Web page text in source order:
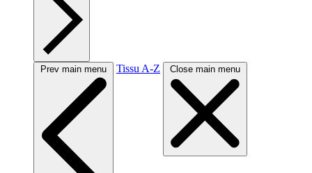
Prev main menu Tissu A-Z Close main menu